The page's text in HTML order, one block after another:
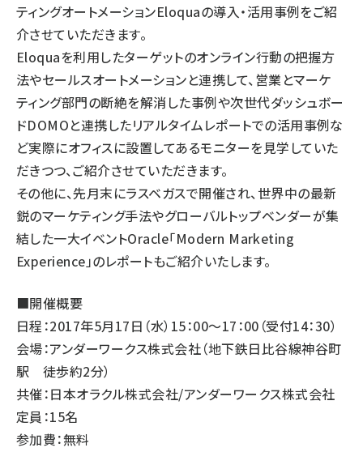
ティングオートメーションEloquaの導入・活用事例をご紹
介させていただきます。
Eloquaを利用したターゲットのオンライン行動の把握方
法やセールスオートメーションと連携して、営業とマーケ
ティング部門の断絶を解消した事例や次世代ダッシュボー
ドDOMOと連携したリアルタイムレポートでの活用事例な
ど実際にオフィスに設置してあるモニターを見学していた
だきつつ、ご紹介させていただきます。
その他に、先月末にラスベガスで開催され、世界中の最新
鋭のマーケティング手法やグローバルトップベンダーが集
結した一大イベントOracle「Modern Marketing
Experience」のレポートもご紹介いたします。
■開催概要
日程：2017年5月17日（水）15：00〜17：00（受付14：30）
会場：アンダーワークス株式会社（地下鉄日比谷線神谷町
駅 徒歩約2分）
共催：日本オラクル株式会社/アンダーワークス株式会社
定員：15名
参加費：無料